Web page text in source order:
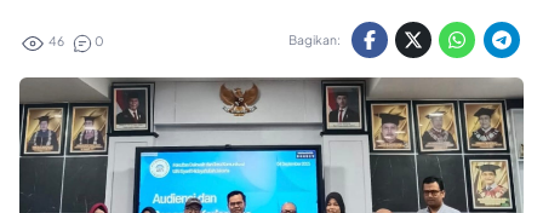
46 0 Bagikan: